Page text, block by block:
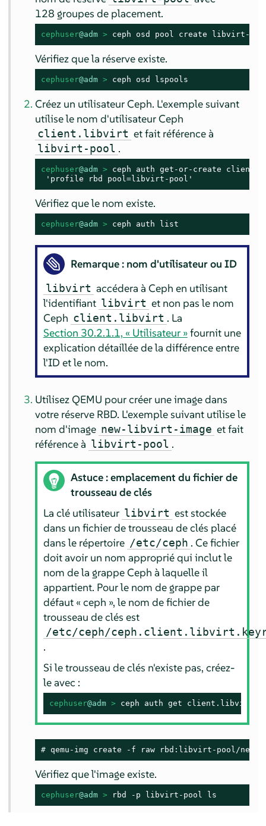
128 groupes de placement.
cephuser@adm > ceph osd pool create libvirt-
Vérifiez que la réserve existe.
cephuser@adm > ceph osd lspools
Créez un utilisateur Ceph. L'exemple suivant
utilise le nom d'utilisateur Ceph
client.libvirt et fait référence à
libvirt-pool .
cephuser@adm > ceph auth get-or-create
'profile rbd pool=libvirt-pool'
Vérifiez que le nom existe.
cephuser@adm > ceph auth list
Remarque : nom d'utilisateur ou ID
libvirt accédera à Ceph en utilisant
l'identifiant libvirt et non pas le nom
Ceph client.libvirt . La
Section 30.2.1.1, « Utilisateur »fournit une
explication détaillée de la différence entre
l'ID et le nom.
Utilisez QEMU pour créer une image dans
votre réserve RBD. L'exemple suivant utilise le
nom d'image new-libvirt-image et fait
référence à libvirt-pool .
Astuce : emplacement du fichier de
trousseau de clés
La clé utilisateur libvirt est stockée
dans un fichier de trousseau de clés placé
dans le répertoire /etc/ceph . Ce fichier
doit avoir un nom approprié qui inclut le
nom de la grappe Ceph à laquelle il
appartient. Pour le nom de grappe par
défaut « ceph », le nom de fichier de
trousseau de clés est
/etc/ceph/
.
Si le trousseau de clés n'existe pas, créez-
le avec :
cephuser@adm > ceph auth get client.libvirt
# qemu-img create -f raw rbd:libvirt-pool/
Vérifiez que l'image existe.
cephuser@adm > rbd -p libvirt-pool ls